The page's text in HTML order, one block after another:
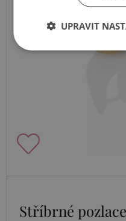
Stříbrné
UPRAVIT